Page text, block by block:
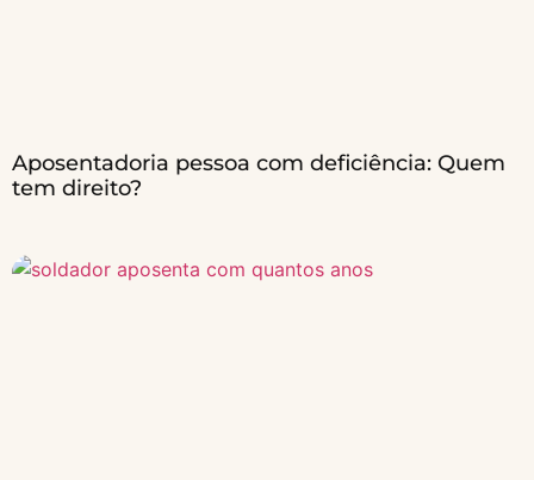
Aposentadoria pessoa com deficiência: Quem
tem direito?